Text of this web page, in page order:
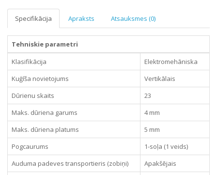
Specifikācija Apraksts Atsauksmes (0)
Tehniskie parametri
Klasifikācija
Elektromehāniska
Kuģīša novietojums
Vertikālais
Dūrienu skaits
23
Maks. dūriena garums
4 mm
Maks. dūriena platums
5 mm
Pogcaurums
1-soļa (1 veids)
Auduma padeves transportieris (zobiņi)
Apakšējais